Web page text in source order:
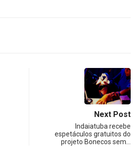
Next Post
Indaiatuba recebe
espetáculos gratuitos do
projeto Bonecos sem…